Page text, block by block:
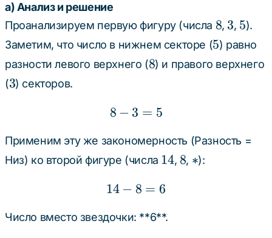
а) Анализ и решение
Проанализируем первую фигуру (числа 8
8, 3
3, 5
5).
Заметим, что число в нижнем секторе (5
5) равно
разности левого верхнего (8
8) и правого верхнего
(3
3) секторов.
8 - 3 = 5
8 − 3 = 5
Применим эту же закономерность (Разность =
Низ) ко второй фигуре (числа 14
14, 8
8, \ast
∗):
14 - 8 = 6
14 − 8 = 6
Число вместо звездочки: **6**.